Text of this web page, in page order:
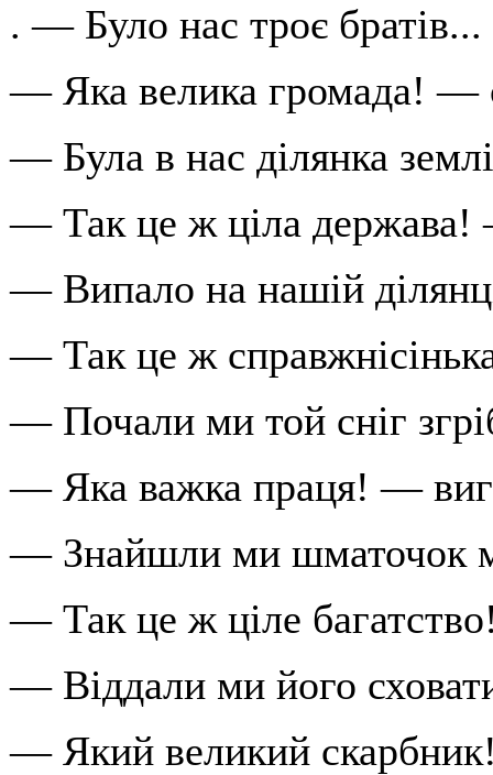
. — Було нас троє братів...
— Яка велика громада! —
— Була в нас ділянка
— Так це ж ціла держава!
— Випало на нашій
— Так це ж
— Почали ми той сніг
— Яка важка праця! —
— Знайшли ми шматочок
— Так це ж ціле
— Віддали ми його
— Який великий